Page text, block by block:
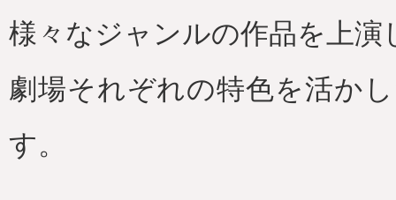
様々なジャンルの作品を上演
劇場それぞれの特色を活か
す。